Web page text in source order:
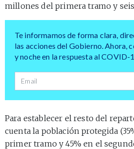
millones del primera tramo y
Te informamos de forma clara,
las acciones del Gobierno. Ahora,
y noche en la respuesta al COVID-
Dirección de correo
Para establecer el resto del
cuenta la población protegida
primer tramo y 45% en el